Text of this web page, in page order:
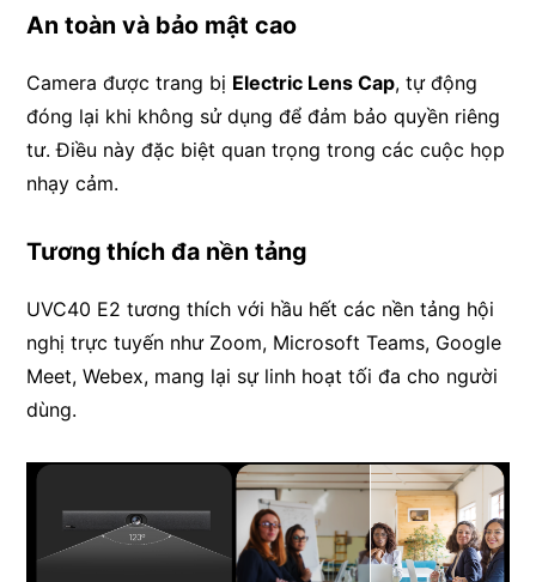
An toàn và bảo mật cao
Camera được trang bị Electric Lens Cap, tự động
đóng lại khi không sử dụng để đảm bảo quyền riêng
tư. Điều này đặc biệt quan trọng trong các cuộc họp
nhạy cảm.
Tương thích đa nền tảng
UVC40 E2 tương thích với hầu hết các nền tảng hội
nghị trực tuyến như Zoom, Microsoft Teams, Google
Meet, Webex, mang lại sự linh hoạt tối đa cho người
dùng.